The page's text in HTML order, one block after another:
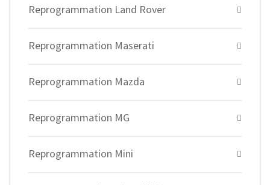
Reprogrammation Land Rover
Reprogrammation Maserati
Reprogrammation Mazda
Reprogrammation MG
Reprogrammation Mini